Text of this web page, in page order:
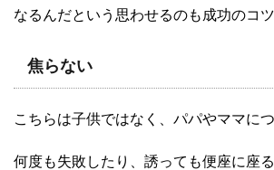
なるんだという思わせるのも成功のコツ
焦らない
こちらは子供ではなく、パパやママにつ
何度も失敗したり、誘っても便座に座